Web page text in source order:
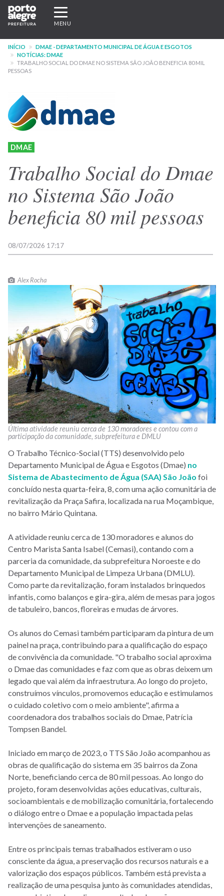
Pular
para
conteúdo
principal
Expandir/recolher
navegação
MENU
INÍCIO
DMAE - DEPARTAMENTO MUNICIPAL DE ÁGUA E ESGOTOS
NOTÍCIAS: DMAE
TRABALHO SOCIAL DO DMAE NO SISTEMA SÃO JOÃO BENEFICIA 80 MIL
PESSOAS
DMAE
Trabalho Social do Dmae
no Sistema São João
beneficia 80 mil pessoas
08/07/2026 17:17
Alex Rocha
Última atividade reuniu cerca de 130 moradores e contou com a
participação da comunidade, subprefeitura e DMLU
O Trabalho Técnico-Social (TTS) desenvolvido pelo
Departamento Municipal de Água e Esgotos (Dmae) no
Sistema de Abastecimento de Água (SAA) São João foi
concluído nesta quarta-feira, 8, com uma ação comunitária de
revitalização da Praça Safira, localizada na rua Moçambique,
no bairro Mário Quintana.
A atividade reuniu cerca de 130 moradores e alunos do
Centro Marista Santa Isabel (Cemasi), contando com a
parceria da comunidade, da subprefeitura Noroeste e do
Departamento Municipal de Limpeza Urbana (DMLU).
Como parte da revitalização, foram instalados brinquedos
infantis, como balanços e gira-gira, além de mesas para jogos
de tabuleiro, bancos, floreiras e mudas de árvores.
Os alunos do Cemasi também participaram da pintura de um
painel na praça, contribuindo para a qualificação do espaço
de convivência da comunidade. "O trabalho social aproxima
o Dmae das comunidades e faz com que as obras deixem um
legado que vai além da infraestrutura. Ao longo do projeto,
construímos vínculos, promovemos educação e estimulamos
o cuidado coletivo com o meio ambiente", afirma a
coordenadora dos trabalhos sociais do Dmae, Patrícia
Tompsen Bandel.
Iniciado em março de 2023, o TTS São João acompanhou as
obras de qualificação do sistema em 35 bairros da Zona
Norte, beneficiando cerca de 80 mil pessoas. Ao longo do
projeto, foram desenvolvidas ações educativas, culturais,
socioambientais e de mobilização comunitária, fortalecendo
o diálogo entre o Dmae e a população impactada pelas
intervenções de saneamento.
Entre os principais temas trabalhados estiveram o uso
consciente da água, a preservação dos recursos naturais e a
valorização dos espaços públicos. Também está prevista a
realização de uma pesquisa junto às comunidades atendidas,